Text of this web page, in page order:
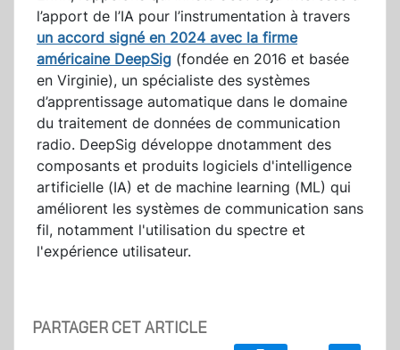
l’apport de l’IA pour l’instrumentation à travers
un accord signé en 2024 avec la firme
américaine DeepSig (fondée en 2016 et basée
en Virginie), un spécialiste des systèmes
d’apprentissage automatique dans le domaine
du traitement de données de communication
radio. DeepSig développe dnotamment des
composants et produits logiciels d'intelligence
artificielle (IA) et de machine learning (ML) qui
améliorent les systèmes de communication sans
fil, notamment l'utilisation du spectre et
l'expérience utilisateur.
PARTAGER CET ARTICLE